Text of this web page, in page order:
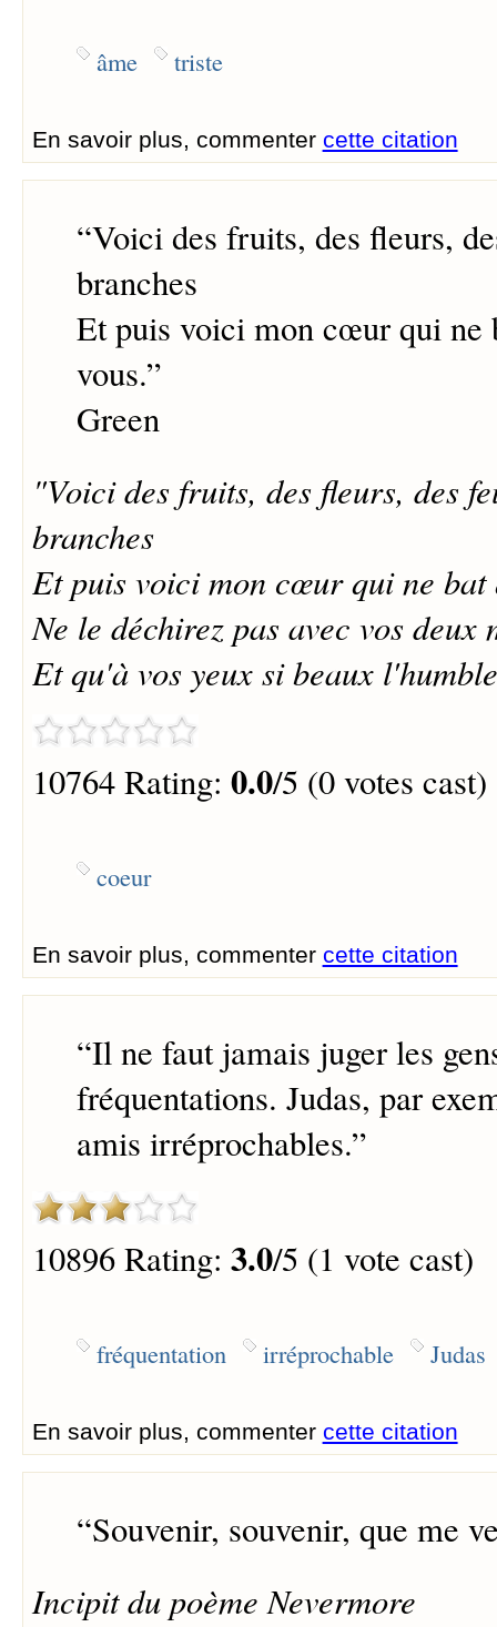
âme triste
En savoir plus, commenter cette citation
“Voici des fruits, des fleurs,
branches
Et puis voici mon cœur qui ne
vous.”
Green
"Voici des fruits, des fleurs, des
branches
Et puis voici mon cœur qui ne bat
Ne le déchirez pas avec vos deux
Et qu'à vos yeux si beaux
10764 Rating: 0.0/5 (0 votes cast)
coeur
En savoir plus, commenter cette citation
“Il ne faut jamais juger les
fréquentations. Judas, par
amis irréprochables.”
10896 Rating: 3.0/5 (1 vote cast)
fréquentation irréprochable Judas
En savoir plus, commenter cette citation
“Souvenir, souvenir, que me
Incipit du poème Nevermore